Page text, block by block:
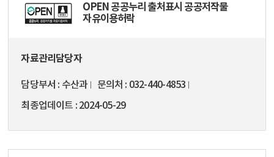
OPEN 공공누리 출처표시 공공저작물
자유이용허락
자료관리담당자
담당부서 수산과 문의처
032-440-4853
최종업데이트
2024-05-29